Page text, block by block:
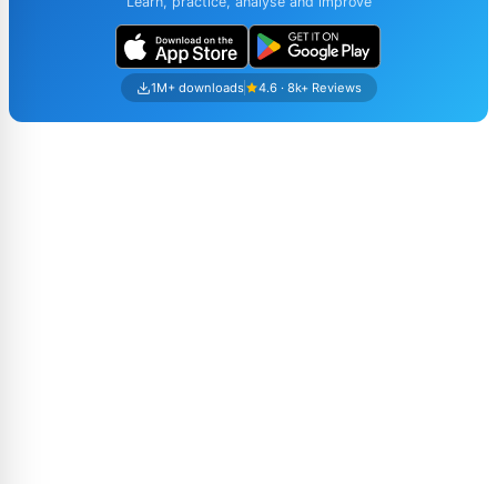
1M+ downloads 4.6 · 8k+ Reviews